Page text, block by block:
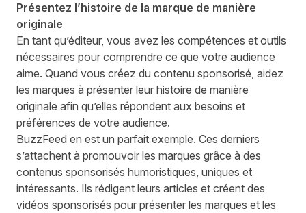
Présentez l’histoire de la marque de manière
originale
En tant qu’éditeur, vous avez les compétences et outils
nécessaires pour comprendre ce que votre audience
aime. Quand vous créez du contenu sponsorisé, aidez
les marques à présenter leur histoire de manière
originale afin qu’elles répondent aux besoins et
préférences de votre audience.
BuzzFeed en est un parfait exemple. Ces derniers
s’attachent à promouvoir les marques grâce à des
contenus sponsorisés humoristiques, uniques et
intéressants. Ils rédigent leurs articles et créent des
vidéos sponsorisés pour présenter les marques et les